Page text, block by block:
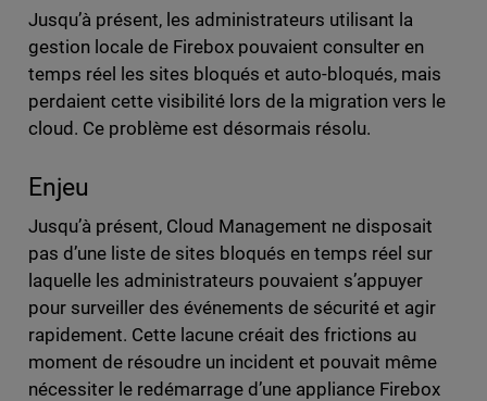
Jusqu’à présent, les administrateurs utilisant la
gestion locale de Firebox pouvaient consulter en
temps réel les sites bloqués et auto-bloqués, mais
perdaient cette visibilité lors de la migration vers le
cloud. Ce problème est désormais résolu.
Enjeu
Jusqu’à présent, Cloud Management ne disposait
pas d’une liste de sites bloqués en temps réel sur
laquelle les administrateurs pouvaient s’appuyer
pour surveiller des événements de sécurité et agir
rapidement. Cette lacune créait des frictions au
moment de résoudre un incident et pouvait même
nécessiter le redémarrage d’une appliance Firebox